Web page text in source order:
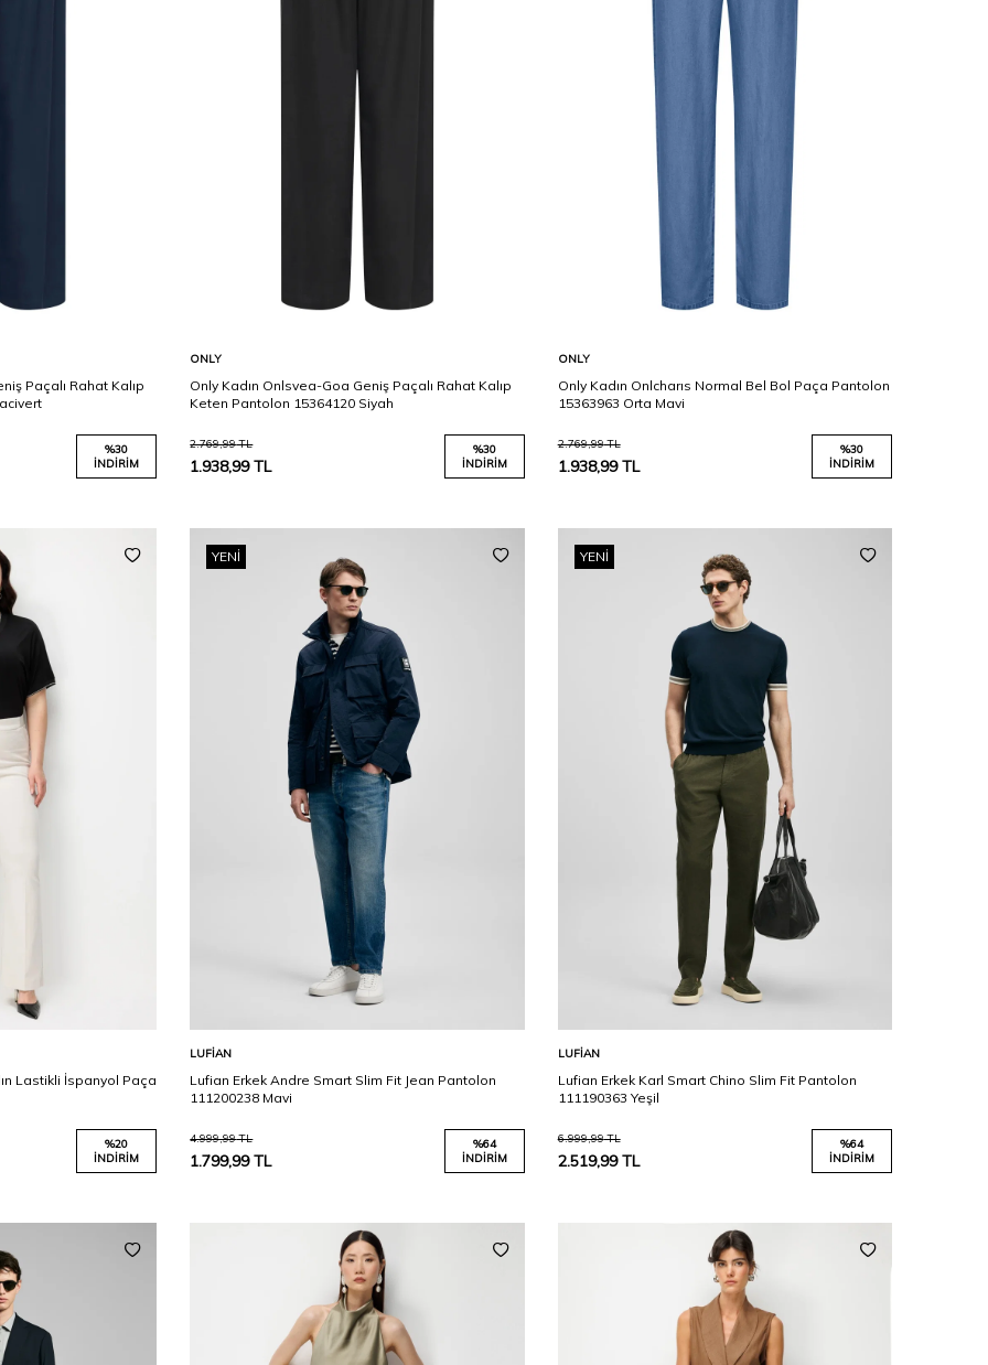
Paçalı Rahat Kalıp
%30
İNDIRIM
ONLY
Only Kadın Onlsvea-Goa Geniş Paçalı Rahat Kalıp
Keten Pantolon 15364120 Siyah
2.769,99TL
1.938,99TL
%30
İNDIRIM
ONLY
Only Kadın Onlcharıs Normal Bel Bol Paça Pantolon
15363963 Orta Mavi
2.769,99TL
1.938,99TL
%30
İNDIRIM
Lastikli İspanyol Paça
%20
İNDIRIM
YENI
LUFIAN
Lufian Erkek Andre Smart Slim Fit Jean Pantolon
111200238 Mavi
4.999,99TL
1.799,99TL
%64
İNDIRIM
YENI
LUFIAN
Lufian Erkek Karl Smart Chino Slim Fit Pantolon
111190363 Yeşil
6.999,99TL
2.519,99TL
%64
İNDIRIM